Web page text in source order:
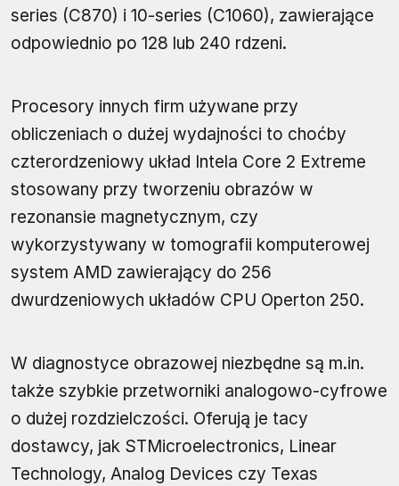
series (C870) i 10-series (C1060), zawierające
odpowiednio po 128 lub 240 rdzeni.
Procesory innych firm używane przy
obliczeniach o dużej wydajności to choćby
czterordzeniowy układ Intela Core 2 Extreme
stosowany przy tworzeniu obrazów w
rezonansie magnetycznym, czy
wykorzystywany w tomografii komputerowej
system AMD zawierający do 256
dwurdzeniowych układów CPU Operton 250.
W diagnostyce obrazowej niezbędne są m.in.
także szybkie przetworniki analogowo-cyfrowe
o dużej rozdzielczości. Oferują je tacy
dostawcy, jak STMicroelectronics, Linear
Technology, Analog Devices czy Texas